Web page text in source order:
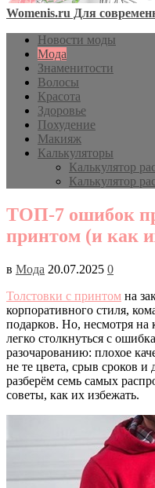
Womenis.ru Для
Новости моды
Мода
Знаменитости
Волосы
Красота
Здоровье
Похудение
Макияж
Калькуляторы
Калькулятор
Калькулятор
ТОП-7 ошибок
принтом (и как
в Мода 20.07.2025 0
Толстовки с принтом на
корпоративного стиля,
подарков. Но, несмотря на
легко столкнуться с
разочарованию: плохое
не те цвета, срыв сроков
разберём семь самых
советы, как их избежать.